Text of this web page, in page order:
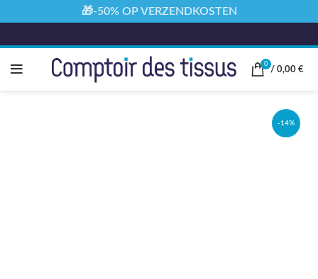
0
/ 0,00 €
-14%
🎁-50% OP VERZENDKOSTEN